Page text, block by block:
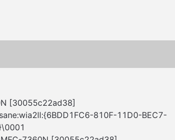
[30055c22ad38]
810F-11D0-BEC7-